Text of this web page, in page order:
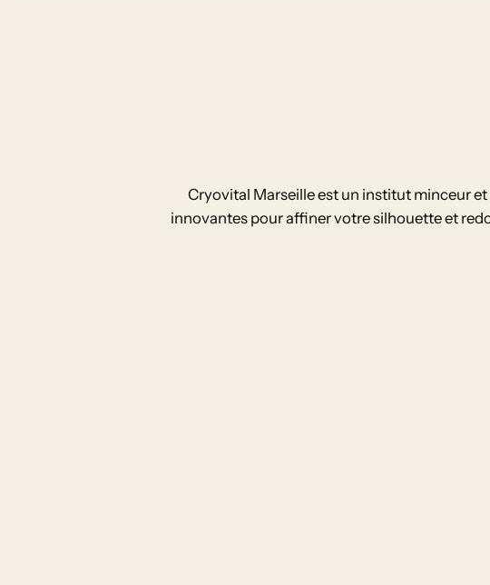
Cryovital Marseille est un institut minceur
innovantes pour affiner votre silhouette et